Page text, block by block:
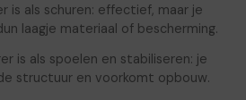
is als schuren: effectief, maar je
laagje materiaal of bescherming.
is als spoelen en stabiliseren: je
structuur en voorkomt opbouw.